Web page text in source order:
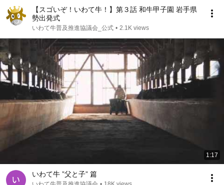
【スゴいぞ！いわて牛！】第３話 和牛甲子園 岩手県
勢出発式
いわて牛普及推進協議会_公式 • 2.1K views
1:17
いわて牛 ”父と子” 篇